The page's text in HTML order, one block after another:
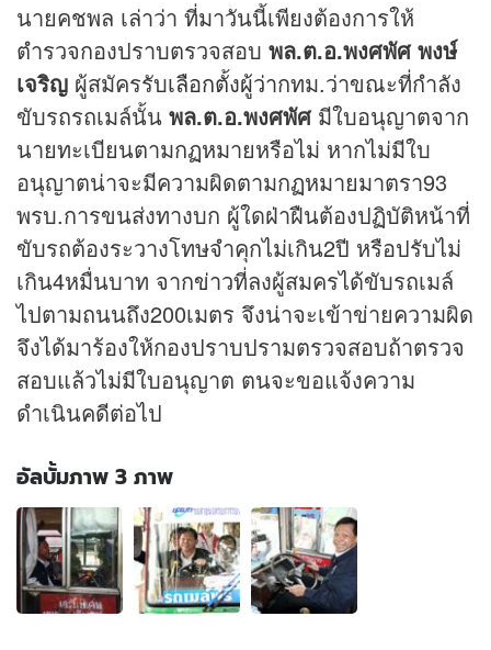
นายคชพล เล่าว่า ที่มาวันนี้เพียงต้องการให้
ตำรวจกองปราบตรวจสอบ พล.ต.อ.พงศพัศ พงษ์
เจริญ ผู้สมัครรับเลือกตั้งผู้ว่ากทม.ว่าขณะที่กำลัง
ขับรถรถเมล์นั้น พล.ต.อ.พงศพัศมีใบอนุญาตจาก
นายทะเบียนตามกฏหมายหรือไม่ หากไม่มีใบ
อนุญาตน่าจะมีความผิดตามกฏหมายมาตรา93
พรบ.การขนส่งทางบก ผู้ใดฝ่าฝืนต้องปฏิบัติหน้าที่
ขับรถต้องระวางโทษจำคุกไม่เกิน2ปี หรือปรับไม่
เกิน4หมื่นบาท จากข่าวที่ลงผู้สมครได้ขับรถเมล์
ไปตามถนนถึง200เมตร จึงน่าจะเข้าข่ายความผิด
จึงได้มาร้องให้กองปราบปรามตรวจสอบถ้าตรวจ
สอบแล้วไม่มีใบอนุญาต ตนจะขอแจ้งความ
ดำเนินคดีต่อไป
อัลบั้มภาพ 3 ภาพ
อัลบั้ม
ภาพ
3
ภาพ
ของ